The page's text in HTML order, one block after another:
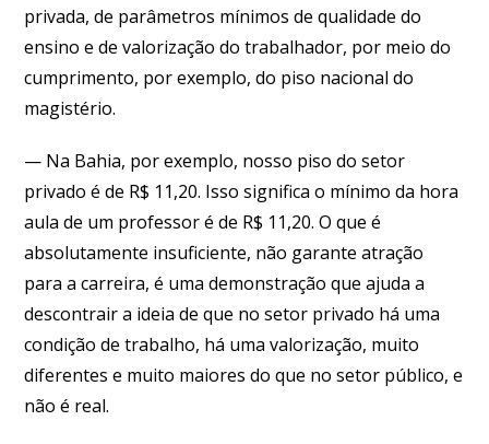
privada, de parâmetros mínimos de qualidade do
ensino e de valorização do trabalhador, por meio do
cumprimento, por exemplo, do piso nacional do
magistério.
— Na Bahia, por exemplo, nosso piso do setor
privado é de R$ 11,20. Isso significa o mínimo da hora
aula de um professor é de R$ 11,20. O que é
absolutamente insuficiente, não garante atração
para a carreira, é uma demonstração que ajuda a
descontrair a ideia de que no setor privado há uma
condição de trabalho, há uma valorização, muito
diferentes e muito maiores do que no setor público, e
não é real.